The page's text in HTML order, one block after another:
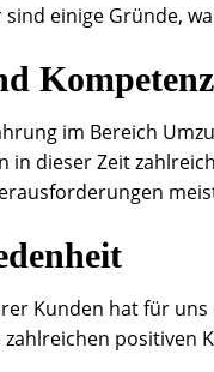
einige Gründe,
Kompetenz
im Bereich
in dieser Zeit
Kunden hat für
positiven